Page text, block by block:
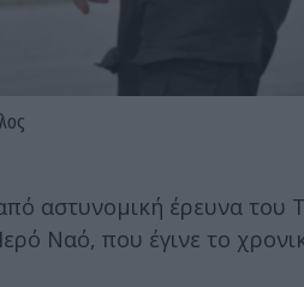
αστυνομική έρευνα
Ναό, που έγινε το